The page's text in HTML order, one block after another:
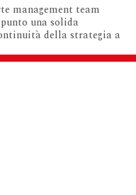
management team
una solida
della strategia a